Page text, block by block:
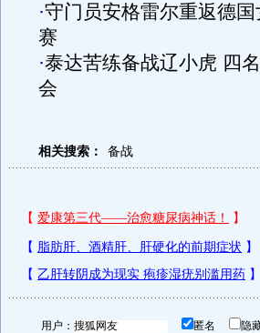
·守门员安格雷尔重返德
赛
·泰达苦练备战辽小虎 四
会
相关搜索： 备战
用户： 匿名 隐